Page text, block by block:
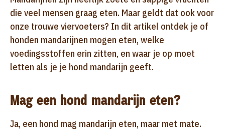
die veel mensen graag eten. Maar geldt dat ook voor
onze trouwe viervoeters? In dit artikel ontdek je of
honden mandarijnen mogen eten, welke
voedingsstoffen erin zitten, en waar je op moet
letten als je je hond mandarijn geeft.
Mag een hond mandarijn eten?
Ja, een hond mag mandarijn eten, maar met mate.